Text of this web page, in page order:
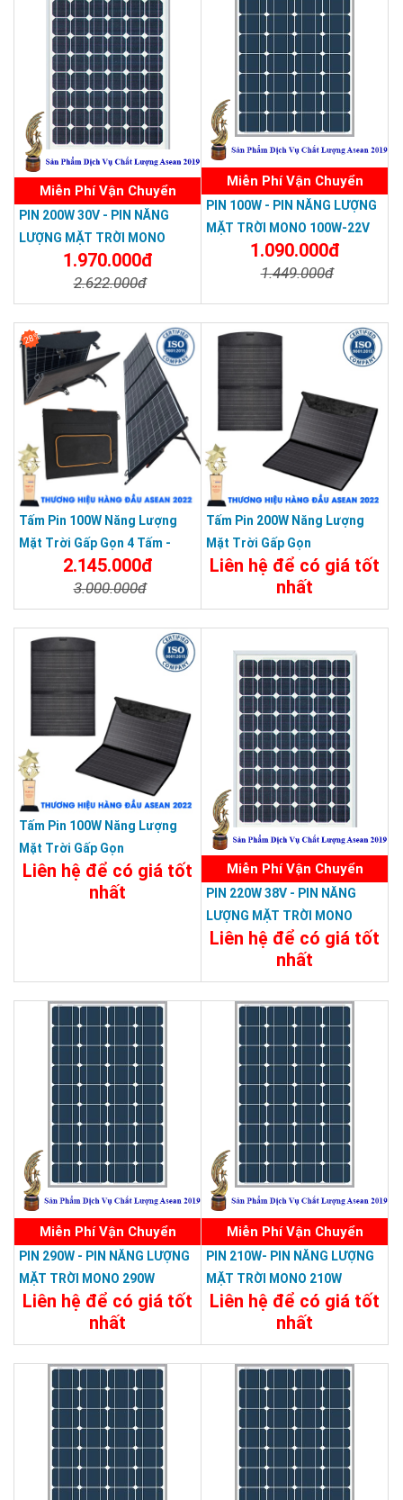
Miễn Phí Vận Chuyển
PIN 200W 30V - PIN NĂNG
LƯỢNG MẶT TRỜI MONO
200W-30V1.970.000đ
2.622.000đ
Miễn Phí Vận Chuyển
PIN 100W - PIN NĂNG LƯỢNG
MẶT TRỜI MONO 100W-22V
1.090.000đ
1.449.000đ
Chi Tiết Đặt Mua
28%
Tấm Pin 100W Năng Lượng
Mặt Trời Gấp Gọn 4 Tấm -
Xách Tay Du Lịch Dã Ngoại
2.145.000đ
3.000.000đ
Tấm Pin 200W Năng Lượng
Mặt Trời Gấp Gọn
Liên hệ để có giá tốt
nhất
Tấm Pin 100W Năng Lượng
Mặt Trời Gấp Gọn
Liên hệ để có giá tốt
nhất
Miễn Phí Vận Chuyển
PIN 220W 38V - PIN NĂNG
LƯỢNG MẶT TRỜI MONO
220W-38V
Liên hệ để có giá tốt
nhất
Miễn Phí Vận Chuyển
PIN 290W - PIN NĂNG LƯỢNG
MẶT TRỜI MONO 290W
Liên hệ để có giá tốt
nhất
Miễn Phí Vận Chuyển
PIN 210W- PIN NĂNG LƯỢNG
MẶT TRỜI MONO 210W
Liên hệ để có giá tốt
nhất